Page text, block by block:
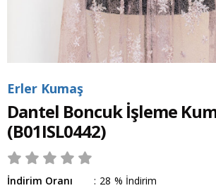
Erler Kumaş
Dantel Boncuk İşleme
(B01ISL0442)
İndirim Oranı : %
28
İndirim